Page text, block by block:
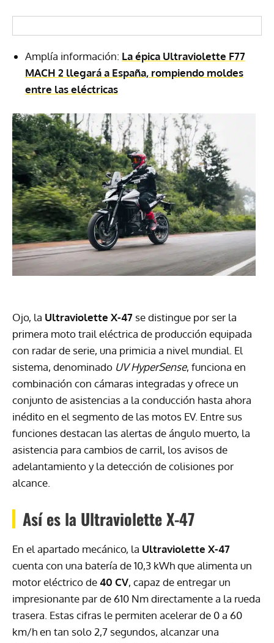
Amplía información: La épica Ultraviolette F77
MACH 2 llegará a España, rompiendo moldes
entre las eléctricas
Ojo, la Ultraviolette X-47 se distingue por ser la
primera moto trail eléctrica de producción equipada
con radar de serie, una primicia a nivel mundial. El
sistema, denominado UV HyperSense, funciona en
combinación con cámaras integradas y ofrece un
conjunto de asistencias a la conducción hasta ahora
inédito en el segmento de las motos EV. Entre sus
funciones destacan las alertas de ángulo muerto, la
asistencia para cambios de carril, los avisos de
adelantamiento y la detección de colisiones por
alcance.
Así es la Ultraviolette X-47
En el apartado mecánico, la Ultraviolette X-47
cuenta con una batería de 10,3 kWh que alimenta un
motor eléctrico de40 CV, capaz de entregar un
impresionante par de 610 Nm directamente a la rueda
trasera. Estas cifras le permiten acelerar de 0 a 60
km/h en tan solo 2,7 segundos, alcanzar una